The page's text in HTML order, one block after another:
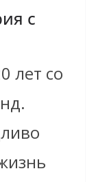
с
лет со